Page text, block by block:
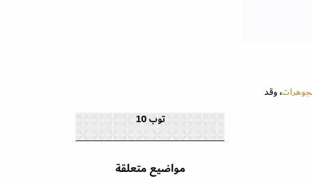
، وقد
توب 10
مواضيع متعلقة